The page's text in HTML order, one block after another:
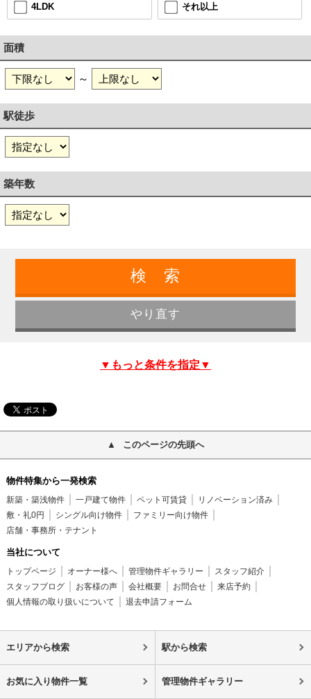
4LDK それ以上
面積
～
駅徒歩
築年数
▼もっと条件を指定▼
このページの先頭へ
物件特集から一発検索
新築・築浅物件 一戸建て物件 ペット可賃貸
リノベーション済み
敷・礼0円
シングル向け物件
ファミリー向け物件
店舗・事務所・テナント
当社について
トップページ オーナー様へ 管理物件ギャラリー
スタッフ紹介
スタッフブログ
お客様の声 会社概要 お問合せ
来店予約
個人情報の取り扱いについて
退去申請フォーム
エリアから検索 駅から検索
お気に入り物件一覧 管理物件ギャラリー